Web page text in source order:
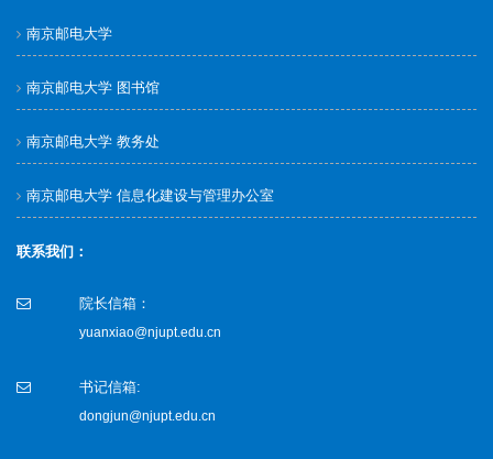
南京邮电大学
南京邮电大学 图书馆
南京邮电大学 教务处
南京邮电大学 信息化建设与管理办公室
联系我们：
院长信箱：
yuanxiao@njupt.edu.cn
书记信箱:
dongjun@njupt.edu.cn